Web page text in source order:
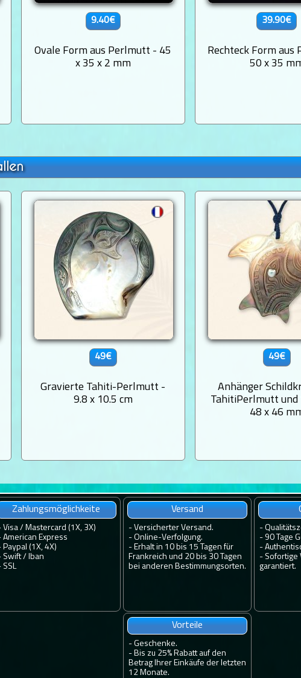
9.40€
Ovale Form aus Perlmutt - 45
x 35 x 2 mm
39.90€
Rechteck Form aus
50 x 35
49€
Gravierte Tahiti-Perlmutt -
9.8 x 10.5 cm
49€
Anhänger
TahitiPerlmutt und
48 x 46
Zahlungsmöglichkeite
Visa / Mastercard (1X, 3X)
American Express
Paypal (1X, 4X)
Swift / Iban
SSL
Versand
- Versicherter Versand.
- Online-Verfolgung.
- Erhalt in 10 bis 15 Tagen für
Frankreich und 20 bis 30 Tagen
bei anderen Bestimmungsorten.
-
- 90 Tage
-
- Sofortige
garantiert.
Vorteile
- Geschenke.
- Bis zu 25% Rabatt auf den
Betrag Ihrer Einkäufe der letzten
12 Monate.